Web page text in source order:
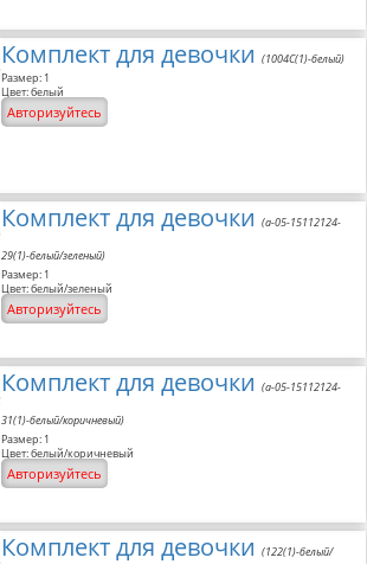
Комплект для девочки(1004C(1)-белый)
Размер: 1
Цвет: белый
Авторизуйтесь
Комплект для девочки(a-05-15112124-
29(1)-белый/зеленый)
Размер: 1
Цвет: белый/зеленый
Авторизуйтесь
Комплект для девочки(a-05-15112124-
31(1)-белый/коричневый)
Размер: 1
Цвет: белый/коричневый
Авторизуйтесь
Комплект для девочки(122(1)-белый/